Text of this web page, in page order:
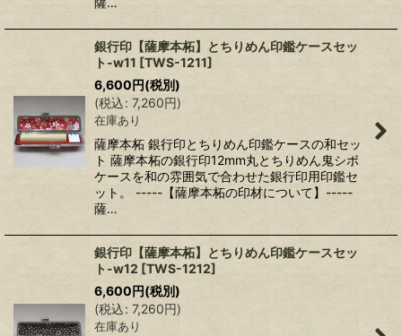
銀行印【薩摩本柘】とちりめん印鑑ケースセッ
ト-w11 [TWS-1211]
6,600円(税別)
(税込: 7,260円)
在庫あり
薩摩本柘 銀行印とちりめん印鑑ケースの和セッ
ト 薩摩本柘の銀行印12mm丸とちりめん鬼シボ
ケースを和の雰囲気で合わせた銀行印用印鑑セ
ット。 -----【薩摩本柘の印材について】-----
薩…
銀行印【薩摩本柘】とちりめん印鑑ケースセッ
ト-w12 [TWS-1212]
6,600円(税別)
(税込: 7,260円)
在庫あり